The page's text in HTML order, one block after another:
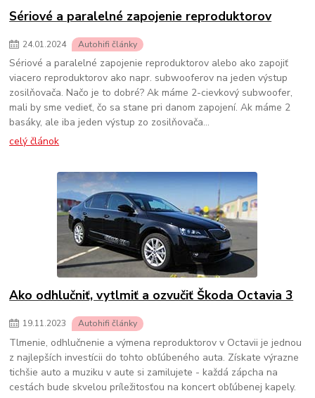
Sériové a paralelné zapojenie reproduktorov
24.01.2024 Autohifi články
Sériové a paralelné zapojenie reproduktorov alebo ako zapojiť
viacero reproduktorov ako napr. subwooferov na jeden výstup
zosilňovača. Načo je to dobré? Ak máme 2-cievkový subwoofer,
mali by sme vedieť, čo sa stane pri danom zapojení. Ak máme 2
basáky, ale iba jeden výstup zo zosilňovača...
celý článok
Ako odhlučniť, vytlmiť a ozvučiť Škoda Octavia 3
19.11.2023 Autohifi články
Tlmenie, odhlučnenie a výmena reproduktorov v Octavii je jednou
z najlepších investícii do tohto obľúbeného auta. Získate výrazne
tichšie auto a muziku v aute si zamilujete - každá zápcha na
cestách bude skvelou príležitosťou na koncert obľúbenej kapely.